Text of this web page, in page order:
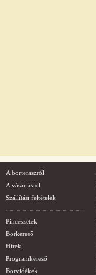
A borteraszról
A vásárlásról
Szállítási feltételek
Pincészetek
Borkereső
Hírek
Programkereső
Borvidékek